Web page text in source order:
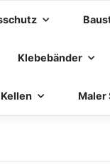
Klebebänder
Maler